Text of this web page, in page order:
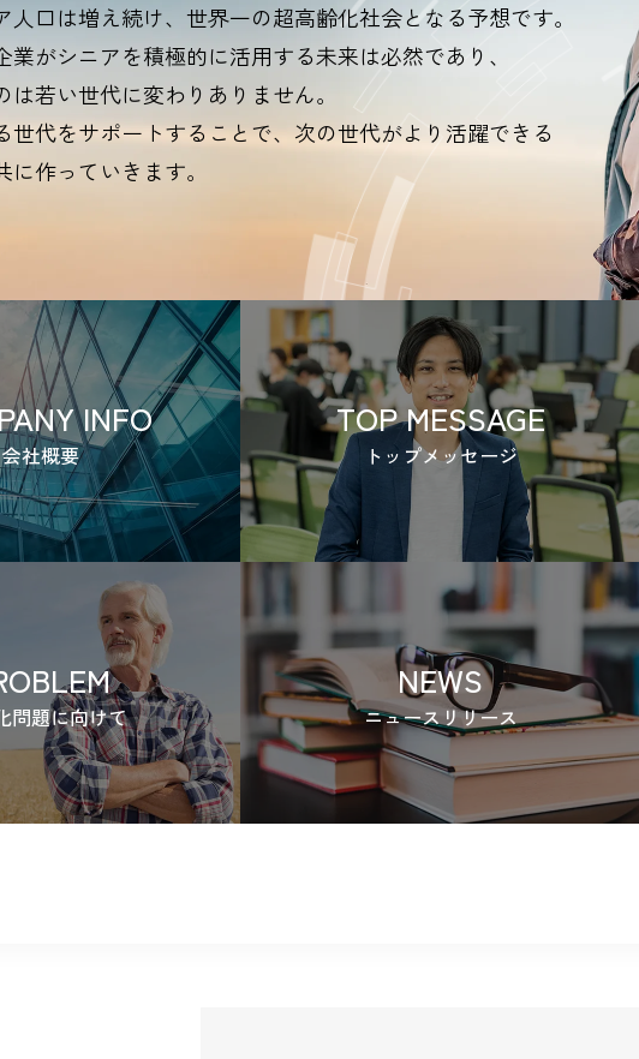
人口は増え続け、世界一の超高齢化社会となる予想です。
業がシニアを積極的に活用する未来は必然であり、
若い世代に変わりありません。
世代をサポートすることで、次の世代がより活躍できる
作っていきます。
INFO
会社概要
TOP MESSAGE
トップメッセージ
問題に向けて
NEWS
ニュースリリース